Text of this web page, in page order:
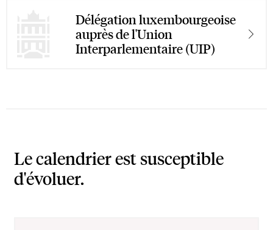
Délégation luxembourgeoise
auprès de l'Union
Interparlementaire (UIP)
Le calendrier est susceptible
d'évoluer.